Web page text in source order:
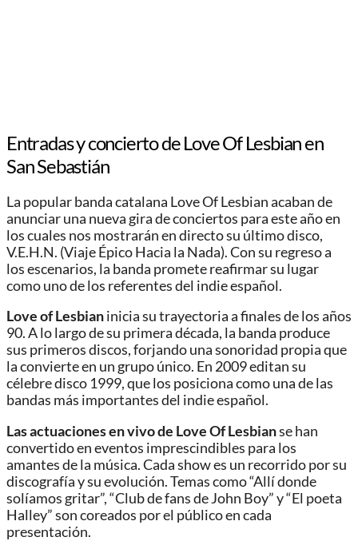
Entradas y concierto de Love Of Lesbian en
San Sebastián
La popular banda catalana Love Of Lesbian acaban de
anunciar una nueva gira de conciertos para este año en
los cuales nos mostrarán en directo su último disco,
V.E.H.N. (Viaje Épico Hacia la Nada). Con su regreso a
los escenarios, la banda promete reafirmar su lugar
como uno de los referentes del indie español.
Love of Lesbianinicia su trayectoria a finales de los años
90. A lo largo de su primera década, la banda produce
sus primeros discos, forjando una sonoridad propia que
la convierte en un grupo único. En 2009 editan su
célebre disco 1999, que los posiciona como una de las
bandas más importantes del indie español.
Las actuaciones en vivo de Love Of Lesbianse han
convertido en eventos imprescindibles para los
amantes de la música. Cada show es un recorrido por su
discografía y su evolución. Temas como “Allí donde
solíamos gritar”, “Club de fans de John Boy” y “El poeta
Halley” son coreados por el público en cada
presentación.